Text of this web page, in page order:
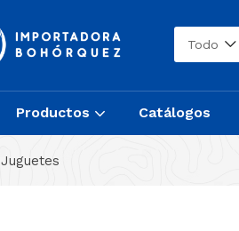
Todo
Productos Catálogos
Juguetes